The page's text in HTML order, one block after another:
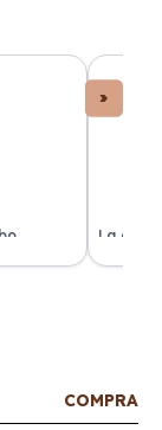
y sin
La
de
COMPRA